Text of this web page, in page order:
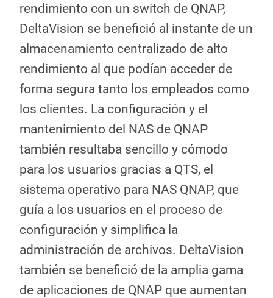
rendimiento con un switch de QNAP,
DeltaVision se benefició al instante de un
almacenamiento centralizado de alto
rendimiento al que podían acceder de
forma segura tanto los empleados como
los clientes. La configuración y el
mantenimiento del NAS de QNAP
también resultaba sencillo y cómodo
para los usuarios gracias a QTS, el
sistema operativo para NAS QNAP, que
guía a los usuarios en el proceso de
configuración y simplifica la
administración de archivos. DeltaVision
también se benefició de la amplia gama
de aplicaciones de QNAP que aumentan